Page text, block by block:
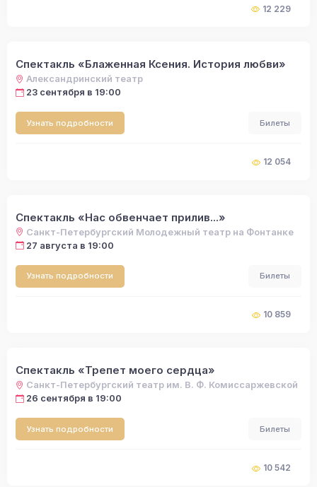
12 229
Спектакль «Блаженная Ксения. История любви»
Александринский театр
23 сентября в 19:00
Узнать подробности Билеты
12 054
Спектакль «Нас обвенчает прилив...»
Санкт-Петербургский Молодежный театр на Фонтанке
27 августа в 19:00
Узнать подробности Билеты
10 859
Спектакль «Трепет моего сердца»
Санкт-Петербургский театр им. В. Ф. Комиссаржевской
26 сентября в 19:00
Узнать подробности Билеты
10 542